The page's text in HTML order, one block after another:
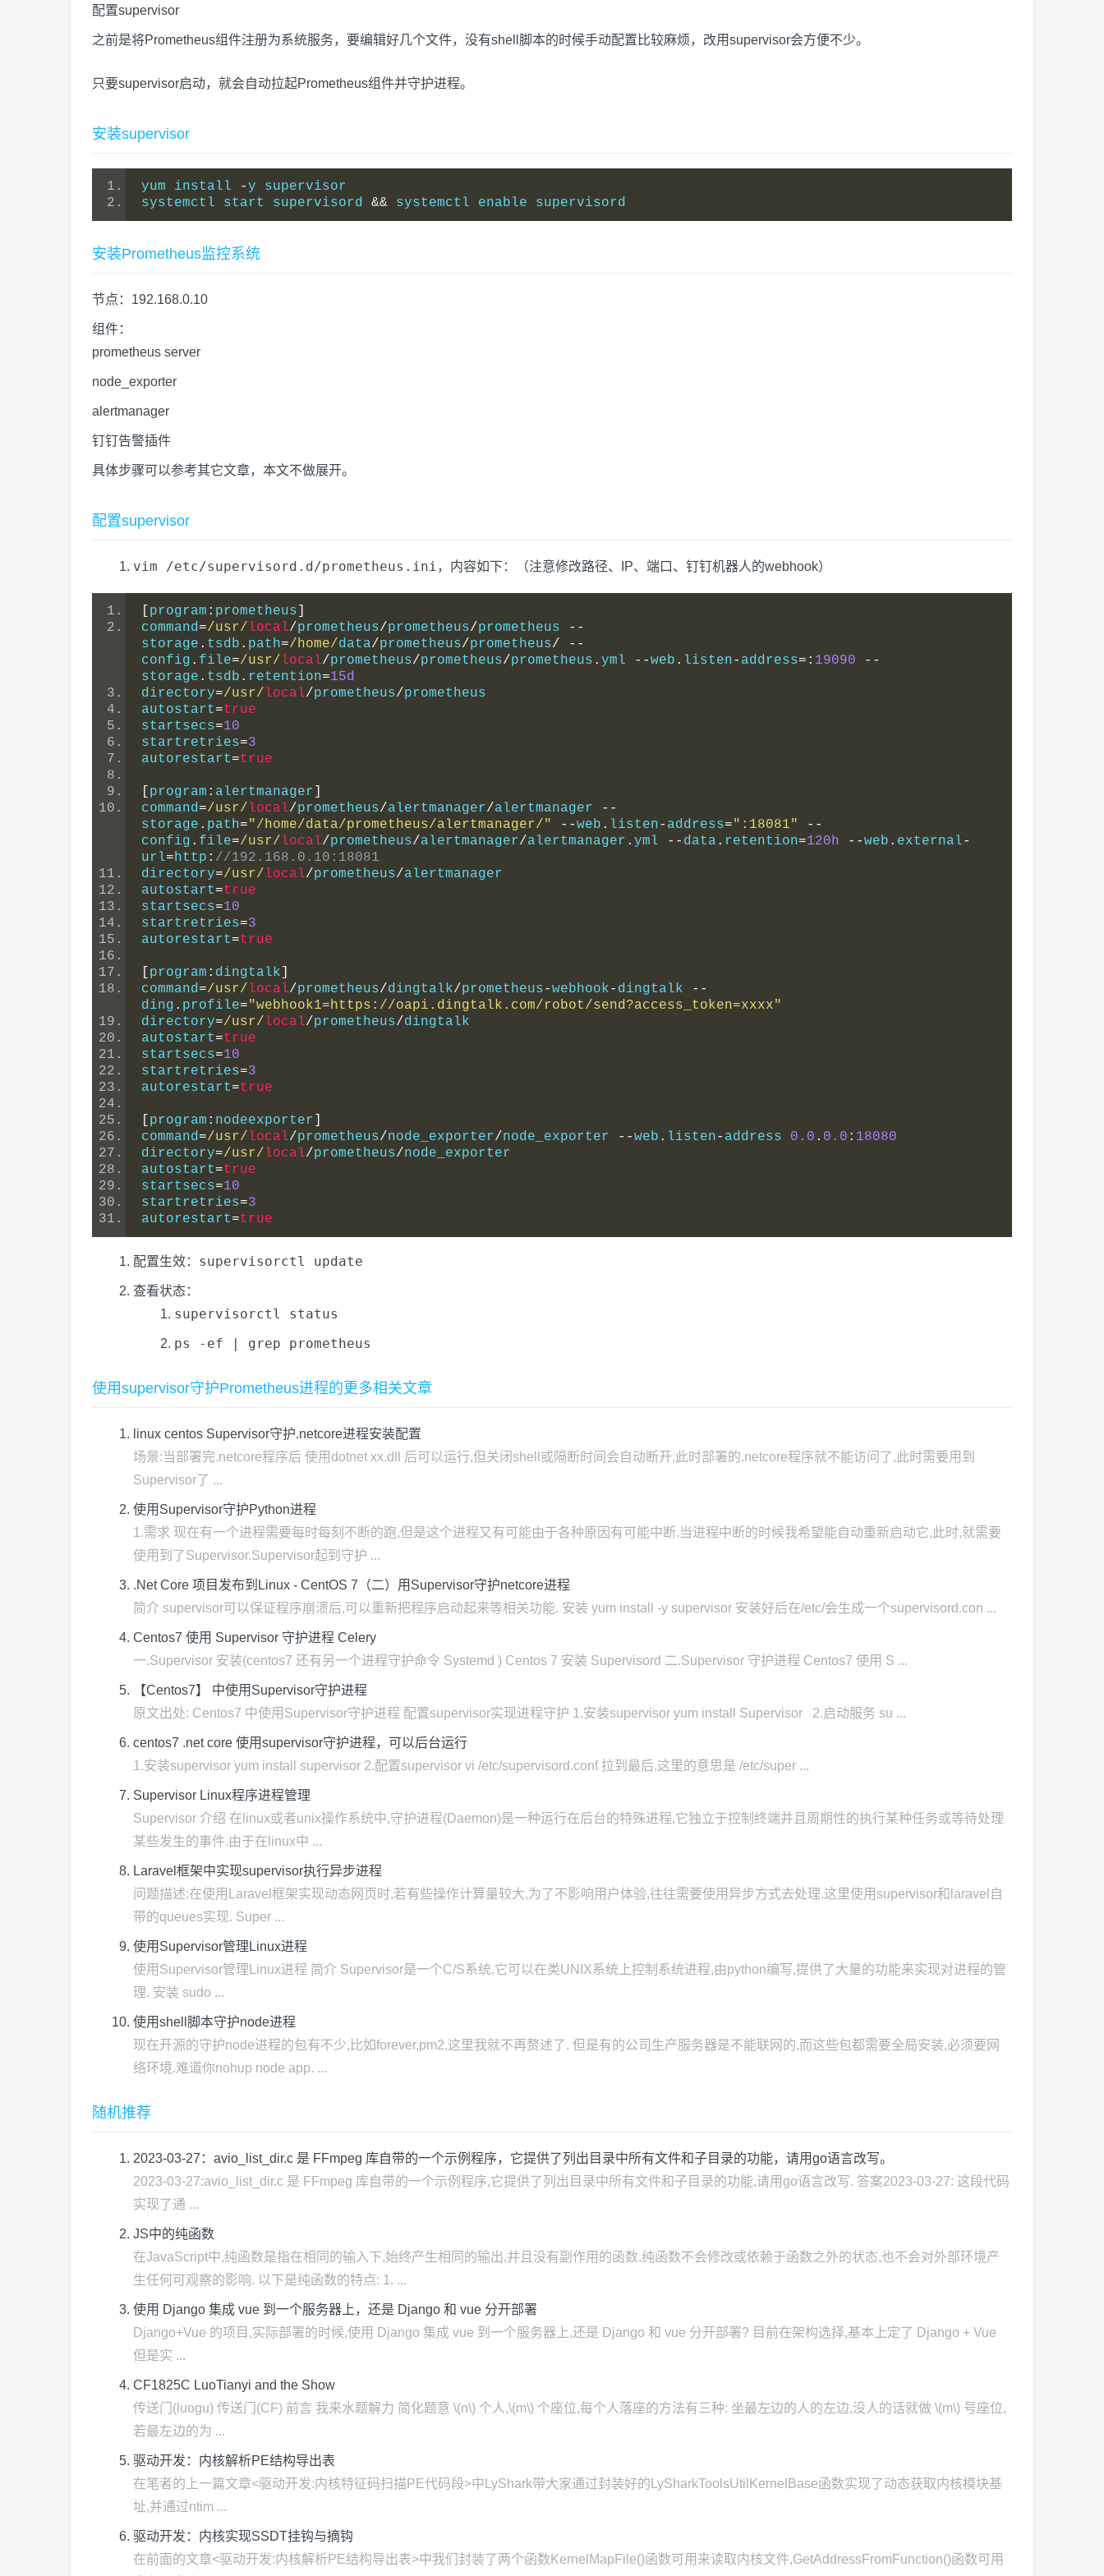
配置supervisor
之前是将Prometheus组件注册为系统服务，要编辑好几个文件，没有shell脚本的时候手动配置比较麻烦，改用supervisor会方便不少。
只要supervisor启动，就会自动拉起Prometheus组件并守护进程。
安装supervisor
yum install -y supervisor
systemctl start supervisord && systemctl enable supervisord
安装Prometheus监控系统
节点：192.168.0.10
组件：
prometheus server
node_exporter
alertmanager
钉钉告警插件
具体步骤可以参考其它文章，本文不做展开。
配置supervisor
vim /etc/supervisord.d/prometheus.ini，内容如下：（注意修改路径、IP、端口、钉钉机器人的webhook）
program : prometheus
command=/usr/ local/prometheus/prometheus/prometheus
--
storage . tsdb . path=/home/data/prometheus/prometheus/
--
config . file=/usr/ local/prometheus/prometheus/prometheus . yml --web . listen- address=: 19090
--
storage . tsdb . retention=15d
directory=/usr/ local/prometheus/prometheus
autostart=true
startsecs=10
startretries=3
autorestart=true
program : alertmanager
command=/usr/ local/prometheus/alertmanager/alertmanager
--
storage . path="/home/data/prometheus/alertmanager/" --web . listen- address=":18081"
--
config . file=/usr/ local/prometheus/alertmanager/alertmanager . yml -- data . retention=120h --web . external-
url=http : //192.168.0.10:18081
directory=/usr/ local/prometheus/alertmanager
autostart=true
startsecs=10
startretries=3
autorestart=true
program : dingtalk
command=/usr/ local/prometheus/dingtalk/prometheus-webhook- dingtalk
--
ding . profile="webhook1=https://oapi.dingtalk.com/robot/send?access_token=xxxx"
directory=/usr/ local/prometheus/dingtalk
autostart=true
startsecs=10
startretries=3
autorestart=true
program : nodeexporter
command=/usr/ local/prometheus/node_exporter/node_exporter --web . listen- address 0.0 . 0.0 : 18080
directory=/usr/ local/prometheus/node_exporter
autostart=true
startsecs=10
startretries=3
autorestart=true
配置生效： supervisorctl update
查看状态：
supervisorctl status
ps -ef | grep prometheus
使用supervisor守护Prometheus进程的更多相关文章
linux centos Supervisor守护.netcore进程安装配置
场景:当部署完.netcore程序后 使用dotnet xx.dll 后可以运行,但关闭shell或隔断时间会自动断开,此时部署的.netcore程序就不能访问了,此时需要用到
Supervisor了 ...
使用Supervisor守护Python进程
1.需求 现在有一个进程需要每时每刻不断的跑,但是这个进程又有可能由于各种原因有可能中断.当进程中断的时候我希望能自动重新启动它,此时,就需要
使用到了Supervisor.Supervisor起到守护 ...
.Net Core 项目发布到Linux - CentOS 7（二）用Supervisor守护netcore进程
简介 supervisor可以保证程序崩溃后,可以重新把程序启动起来等相关功能. 安装 yum install -y supervisor 安装好后在/etc/会生成一个supervisord.con ...
Centos7 使用 Supervisor 守护进程 Celery
一.Supervisor 安装(centos7 还有另一个进程守护命令 Systemd ) Centos 7 安装 Supervisord 二.Supervisor 守护进程 Centos7 使用 S ...
【Centos7】 中使用Supervisor守护进程
原文出处: Centos7 中使用Supervisor守护进程 配置supervisor实现进程守护 1.安装supervisor yum install Supervisor 2.启动服务 su ...
centos7 .net core 使用supervisor守护进程，可以后台运行
1.安装supervisor yum install supervisor 2.配置supervisor vi /etc/supervisord.conf 拉到最后,这里的意思是 /etc/super ...
Supervisor Linux程序进程管理
Supervisor 介绍 在linux或者unix操作系统中,守护进程(Daemon)是一种运行在后台的特殊进程,它独立于控制终端并且周期性的执行某种任务或等待处理
某些发生的事件.由于在linux中 ...
Laravel框架中实现supervisor执行异步进程
问题描述:在使用Laravel框架实现动态网页时,若有些操作计算量较大,为了不影响用户体验,往往需要使用异步方式去处理.这里使用supervisor和laravel自
带的queues实现. Super ...
使用Supervisor管理Linux进程
使用Supervisor管理Linux进程 简介 Supervisor是一个C/S系统,它可以在类UNIX系统上控制系统进程,由python编写,提供了大量的功能来实现对进程的管
理. 安装 sudo ...
使用shell脚本守护node进程
现在开源的守护node进程的包有不少,比如forever,pm2,这里我就不再赘述了. 但是有的公司生产服务器是不能联网的,而这些包都需要全局安装,必须要网
络环境.难道你nohup node app. ...
随机推荐
2023-03-27：avio_list_dir.c 是 FFmpeg 库自带的一个示例程序，它提供了列出目录中所有文件和子目录的功能，请用go语言改写。
2023-03-27:avio_list_dir.c 是 FFmpeg 库自带的一个示例程序,它提供了列出目录中所有文件和子目录的功能,请用go语言改写. 答案2023-03-27: 这段代码
实现了通 ...
JS中的纯函数
在JavaScript中,纯函数是指在相同的输入下,始终产生相同的输出,并且没有副作用的函数.纯函数不会修改或依赖于函数之外的状态,也不会对外部环境产
生任何可观察的影响. 以下是纯函数的特点: 1. ...
使用 Django 集成 vue 到一个服务器上，还是 Django 和 vue 分开部署
Django+Vue 的项目,实际部署的时候,使用 Django 集成 vue 到一个服务器上,还是 Django 和 vue 分开部署? 目前在架构选择,基本上定了 Django + Vue
但是实 ...
CF1825C LuoTianyi and the Show
传送门(luogu) 传送门(CF) 前言 我来水题解力 简化题意 \(n\) 个人,\(m\) 个座位,每个人落座的方法有三种: 坐最左边的人的左边,没人的话就做 \(m\) 号座位,
若最左边的为 ...
驱动开发：内核解析PE结构导出表
在笔者的上一篇文章<驱动开发:内核特征码扫描PE代码段>中LyShark带大家通过封装好的LySharkToolsUtilKernelBase函数实现了动态获取内核模块基
址,并通过ntim ...
驱动开发：内核实现SSDT挂钩与摘钩
在前面的文章<驱动开发:内核解析PE结构导出表>中我们封装了两个函数KernelMapFile()函数可用来读取内核文件,GetAddressFromFunction()函数可用